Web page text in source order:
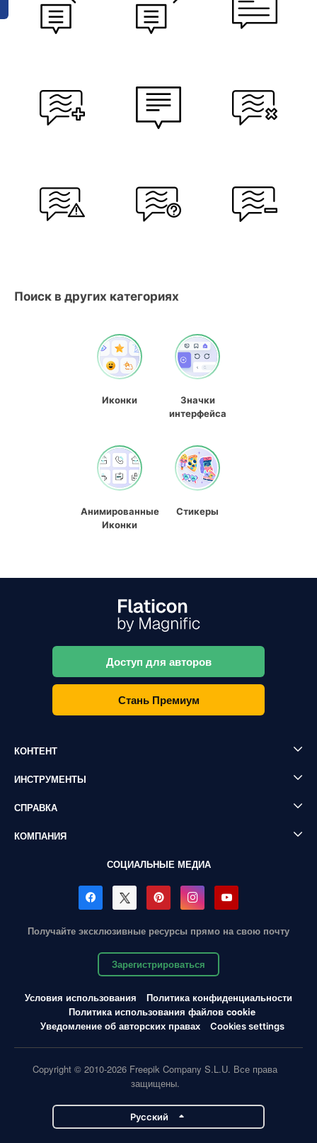
Поиск в других категориях
Иконки
Значки
интерфейса
Анимированные
Иконки
Стикеры
Доступ для авторов
Стань Премиум
КОНТЕНТ
ИНСТРУМЕНТЫ
СПРАВКА
КОМПАНИЯ
СОЦИАЛЬНЫЕ МЕДИА
Получайте эксклюзивные ресурсы прямо на свою почту
Зарегистрироваться
Условия использования
Политика конфиденциальности
Политика использования файлов cookie
Уведомление об авторских правах
Cookies settings
Copyright © 2010-2026 Freepik Company S.L.U. Все права
защищены.
Pусский